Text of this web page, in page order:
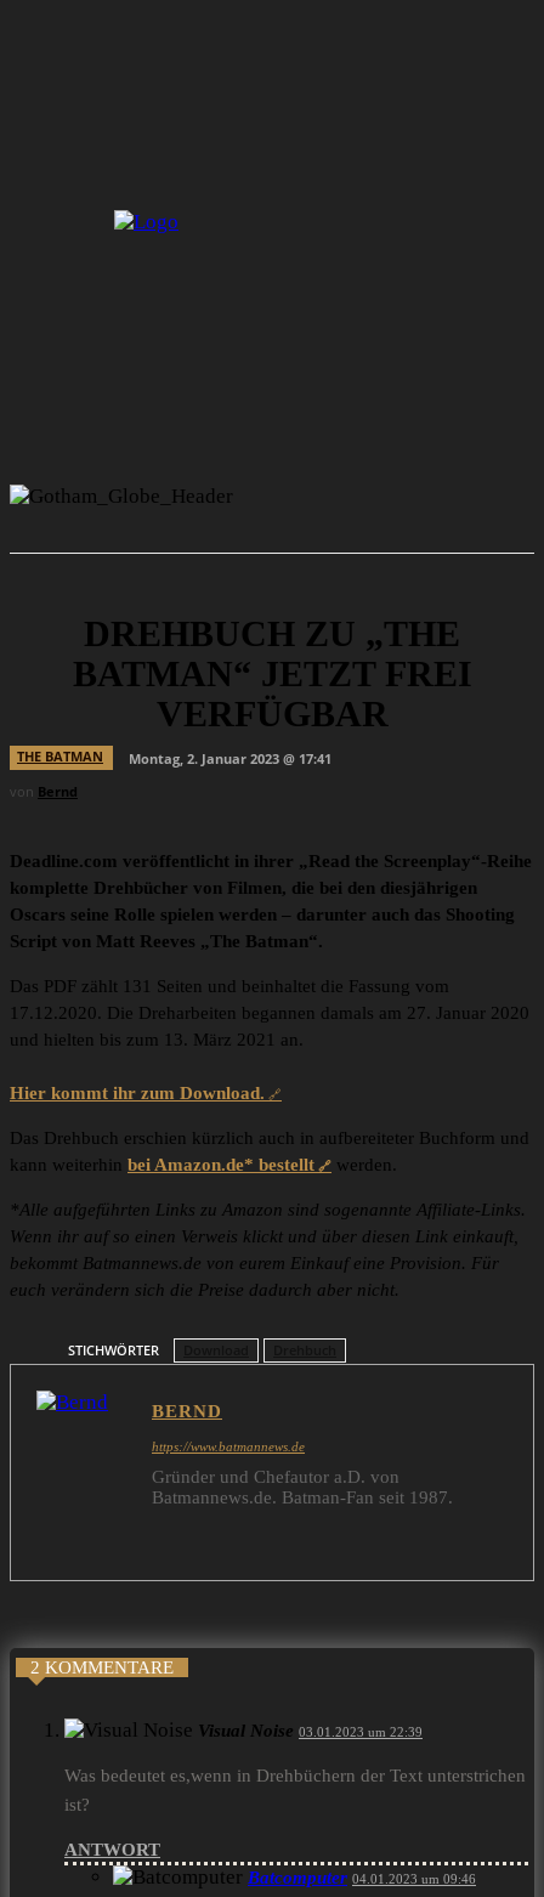
DREHBUCH ZU „THE
BATMAN“ JETZT FREI
VERFÜGBAR
THE BATMAN
Montag, 2. Januar 2023 @ 17:41
von Bernd
Deadline.com veröffentlicht in ihrer „Read the Screenplay“-Reihe
komplette Drehbücher von Filmen, die bei den diesjährigen
Oscars seine Rolle spielen werden – darunter auch das Shooting
Script von Matt Reeves „The Batman“.
Das PDF zählt 131 Seiten und beinhaltet die Fassung vom
17.12.2020. Die Dreharbeiten begannen damals am 27. Januar 2020
und hielten bis zum 13. März 2021 an.
Hier kommt ihr zum Download.
Das Drehbuch erschien kürzlich auch in aufbereiteter Buchform und
kann weiterhin bei Amazon.de* bestellt werden.
*Alle aufgeführten Links zu Amazon sind sogenannte Affiliate-Links.
Wenn ihr auf so einen Verweis klickt und über diesen Link einkauft,
bekommt Batmannews.de von eurem Einkauf eine Provision. Für
euch verändern sich die Preise dadurch aber nicht.
STICHWÖRTER
BERND
https://www.batmannews.de
Gründer und Chefautor a.D. von
Batmannews.de. Batman-Fan seit 1987.
2 KOMMENTARE
Visual Noise 03.01.2023 um 22:39
Was bedeutet es,wenn in Drehbüchern der Text unterstrichen
ist?
ANTWORT
Batcomputer 04.01.2023 um 09:46